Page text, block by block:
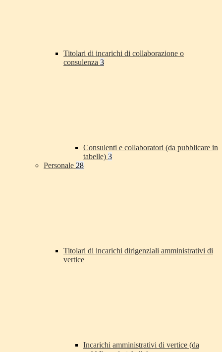
Titolari di incarichi di collaborazione o
consulenza 3
Consulenti e collaboratori (da pubblicare in
tabelle) 3
Personale 28
Titolari di incarichi dirigenziali amministrativi di
vertice
Incarichi amministrativi di vertice (da